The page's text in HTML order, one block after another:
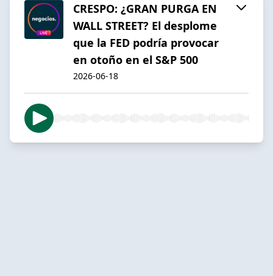
CRESPO: ¿GRAN PURGA EN
WALL STREET? El desplome
que la FED podría provocar
en otoño en el S&P 500
2026-06-18